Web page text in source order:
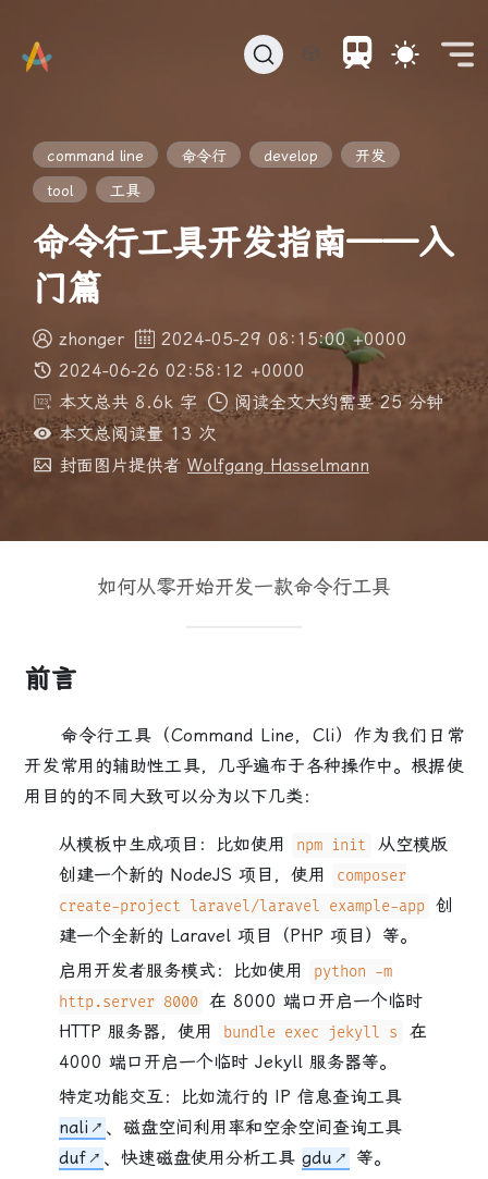
🎲
command line 命令行 develop
开发
tool
工具
命令行工具开发指南——入
门篇
zhonger
2024-05-29 08:15:00 +0000
2024-06-26 02:58:12 +0000
本文总共 8.6k 字
阅读全文大约需要 25 分钟
本文总阅读量 13 次
封面图片提供者 Wolfgang Hasselmann
如何从零开始开发一款命令行工具
前言
命令行工具 （Command Line，Cli）作为我们日常
开发常用的辅助性工具，几乎遍布于各种操作中。根据使
用目的的不同大致可以分为以下几类：
从模板中生成项目 ：比如使用 npm init
从空模版
创建一个新的 NodeJS 项目，使用
composer
create-project laravel/laravel example-app 创
建一个全新的 Laravel 项目（PHP 项目）等。
启用开发者服务模式：比如使用
python -m
http.server 8000 在 8000 端口开启一个临时
HTTP 服务器，使用
bundle exec jekyll s
在
4000 端口开启一个临时 Jekyll 服务器等。
特定功能交互：比如流行的 IP 信息查询工具
nali
、磁盘空间利用率和空余空间查询工具
duf
、快速磁盘使用分析工具gdu 等。